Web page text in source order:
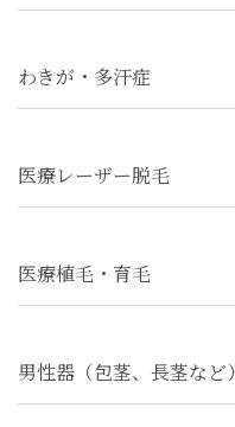
わきが・多汗症
医療レーザー脱毛
医療植毛・育毛
男性器（包茎、長茎など）